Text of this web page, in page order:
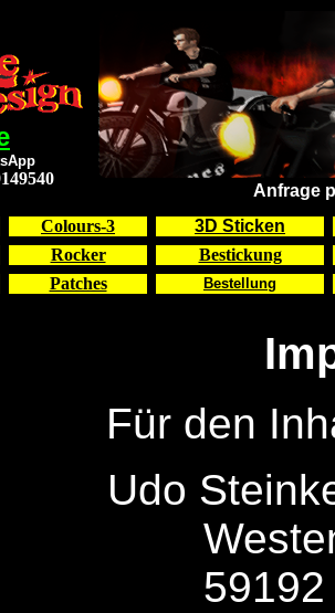
Anfrage
Colours-3
3D Sticken
Rocker
Bestickung
Patches Bestellung
Für den
Udo